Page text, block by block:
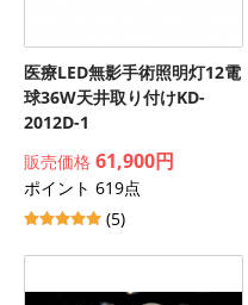
医療LED無影手術照明灯12電
球36W天井取り付けKD-
2012D-1
販売価格 61,900円
ポイント 619点
(5)